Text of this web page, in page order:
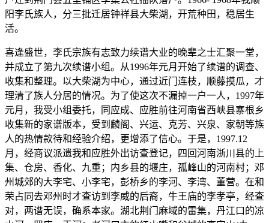
阳李氏族人，分三批迁居钟祥县大柴湖，开荒种田，稳居生
活。
喜逢盛世，李氏宗族有志致力续谱大业的晚辈之士汇聚一堂，
并成立了第九次续谱小组。从1996年元月开始了续谱的调查、
收集和整理。以大柴湖为中心，通过近门连枝，顺藤摸瓜，才
理清了族人分居的情况。为了使这次不漏掉一户一人，1997年
元月，我受小组委托，同应成、应胜前往河南省西峡县寨根乡
收集新的家谱版本，受到麟阁、兴运、克芳、兴泉、家朝等族
人的热情款待和经验介绍，更增添了信心。于是，1997.12
月，经商议派遗我和应胜外出访查登记，四回河南浙川县的上
集、仓房、香化、九重；内乡县的堰庄，孤峰山的河南村；邓
州城郊的大李宅、小李宅，彭桥乡的李河、李湾、董营。在和
荣占同去邓州时才查访到李威的后裔，牛王庙的李孝亭，经查
对，两谱无误，确系本家。湖北荆门麻域的雷集，丹江口的凉